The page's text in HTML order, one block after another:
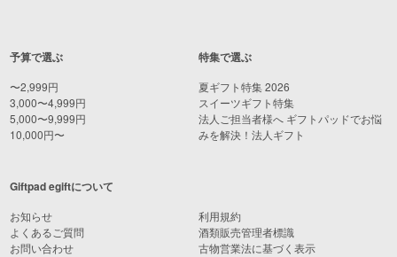
予算で選ぶ
〜2,999円
3,000〜4,999円
5,000〜9,999円
10,000円〜
特集で選ぶ
夏ギフト特集 2026
スイーツギフト特集
法人ご担当者様へ ギフトパッドでお悩
みを解決！法人ギフト
Giftpad egiftについて
お知らせ
よくあるご質問
お問い合わせ
利用規約
酒類販売管理者標識
古物営業法に基づく表示